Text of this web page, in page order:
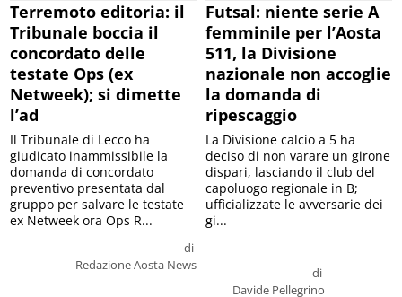
Terremoto editoria: il
Tribunale boccia il
concordato delle
testate Ops (ex
Netweek); si dimette
l’ad
di
Redazione Aosta News
Il Tribunale di Lecco ha
giudicato inammissibile la
domanda di concordato
preventivo presentata dal
gruppo per salvare le testate
ex Netweek ora Ops R...
Futsal: niente serie A
femminile per l’Aosta
511, la Divisione
nazionale non accoglie
la domanda di
ripescaggio
di
Davide Pellegrino
La Divisione calcio a 5 ha
deciso di non varare un girone
dispari, lasciando il club del
capoluogo regionale in B;
ufficializzate le avversarie dei
gi...